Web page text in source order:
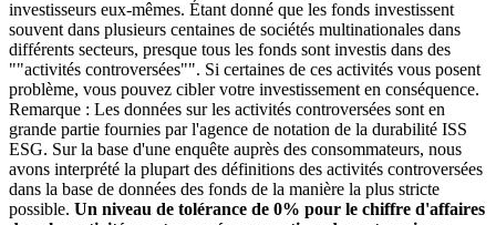
investisseurs eux-mêmes. Étant donné que les fonds investissent
souvent dans plusieurs centaines de sociétés multinationales dans
différents secteurs, presque tous les fonds sont investis dans des
""activités controversées"". Si certaines de ces activités vous posent
problème, vous pouvez cibler votre investissement en conséquence.
Remarque : Les données sur les activités controversées sont en
grande partie fournies par l'agence de notation de la durabilité ISS
ESG. Sur la base d'une enquête auprès des consommateurs, nous
avons interprété la plupart des définitions des activités controversées
dans la base de données des fonds de la manière la plus stricte
possible. Un niveau de tolérance de 0% pour le chiffre d'affaires